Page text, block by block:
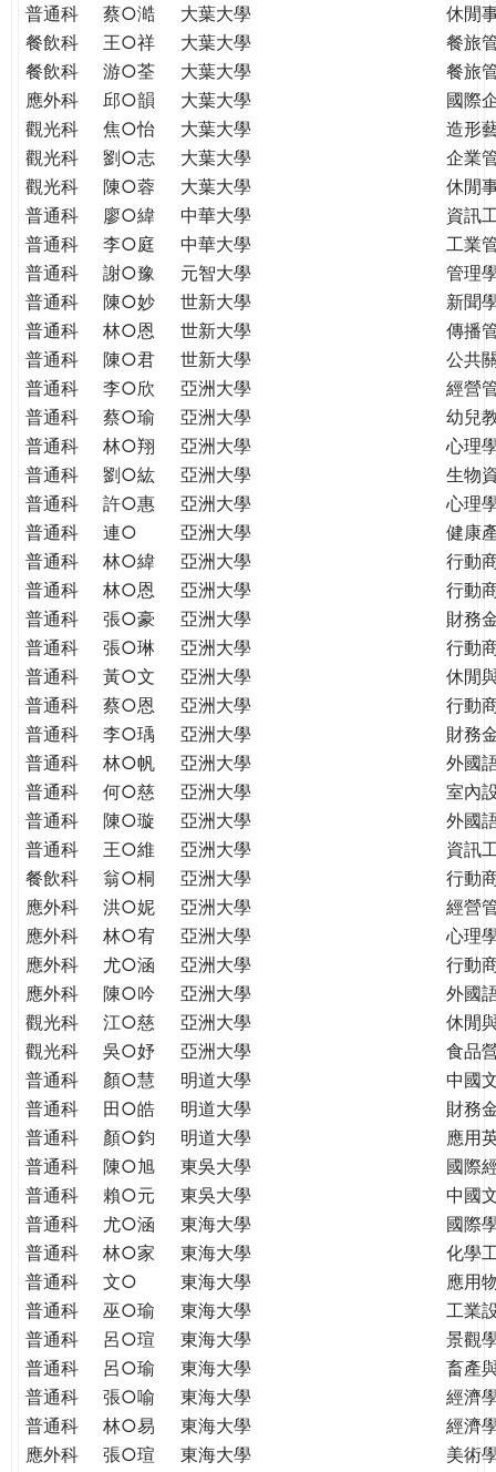
普通科
蔡○澔 大葉大學
休閒
餐飲科
王○祥 大葉大學
餐旅
餐飲科
游○荃 大葉大學
餐旅
應外科
邱○韻 大葉大學
國際
觀光科
焦○怡 大葉大學
造形
觀光科
劉○志 大葉大學
企業
觀光科
陳○蓉 大葉大學
休閒
普通科
廖○緯 中華大學
資訊
普通科
李○庭 中華大學
工業
普通科
謝○豫 元智大學
管理
普通科
陳○妙 世新大學
新聞
普通科
林○恩 世新大學
傳播
普通科
陳○君 世新大學
公共
普通科
李○欣 亞洲大學
經營
普通科
蔡○瑜 亞洲大學
幼兒
普通科
林○翔 亞洲大學
心理
普通科
劉○紘 亞洲大學
生物
普通科
許○惠 亞洲大學
心理
普通科
連○ 亞洲大學
健康
普通科
林○緯 亞洲大學
行動
普通科
林○恩 亞洲大學
行動
普通科
張○豪 亞洲大學
財務
普通科
張○琳 亞洲大學
行動
普通科
黃○文 亞洲大學
休閒
普通科
蔡○恩 亞洲大學
行動
普通科
李○瑀 亞洲大學
財務
普通科
林○帆 亞洲大學
外國
普通科
何○慈 亞洲大學
室內
普通科
陳○璇 亞洲大學
外國
普通科
王○維 亞洲大學
資訊
餐飲科
翁○桐 亞洲大學
行動
應外科
洪○妮 亞洲大學
經營
應外科
林○宥 亞洲大學
心理
應外科
尤○涵 亞洲大學
行動
應外科
陳○吟 亞洲大學
外國
觀光科
江○慈 亞洲大學
休閒
觀光科
吳○妤 亞洲大學
食品
普通科
顏○慧 明道大學
中國
普通科
田○皓 明道大學
財務
普通科
顏○鈞 明道大學
應用
普通科
陳○旭 東吳大學
國際
普通科
賴○元 東吳大學
中國
普通科
尤○涵 東海大學
國際
普通科
林○家 東海大學
化學
普通科
文○ 東海大學
應用
普通科
巫○瑜 東海大學
工業
普通科
呂○瑄 東海大學
景觀
普通科
呂○瑜 東海大學
畜產
普通科
張○喻 東海大學
經濟
普通科
林○易 東海大學
經濟
應外科
張○瑄 東海大學
美術